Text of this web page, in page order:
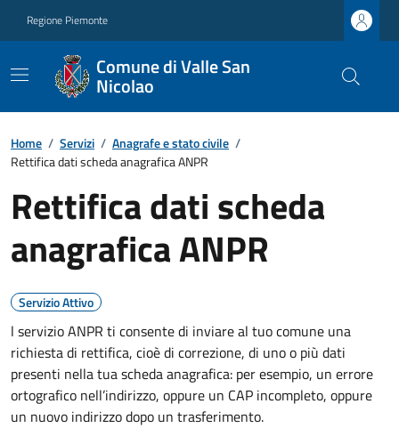
Regione Piemonte
Comune di Valle San
Nicolao
Home / Servizi / Anagrafe e stato civile /
Rettifica dati scheda anagrafica ANPR
Rettifica dati scheda
anagrafica ANPR
Servizio Attivo
l servizio ANPR ti consente di inviare al tuo comune una
richiesta di rettifica, cioè di correzione, di uno o più dati
presenti nella tua scheda anagrafica: per esempio, un errore
ortografico nell’indirizzo, oppure un CAP incompleto, oppure
un nuovo indirizzo dopo un trasferimento.